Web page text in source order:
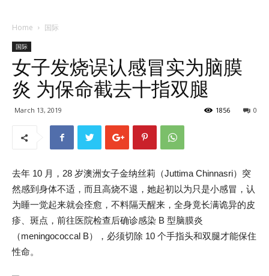
Home 国际
国际
女子发烧误认感冒实为脑膜
炎 为保命截去十指双腿
March 13, 2019 0
1856
去年 10 月，28 岁澳洲女子金纳丝莉（Juttima Chinnasri）突
然感到身体不适，而且高烧不退，她起初以为只是小感冒，认
为睡一觉起来就会痊愈，不料隔天醒来，全身竟长满诡异的皮
疹、斑点，前往医院检查后确诊感染 B 型脑膜炎
（meningococcal B），必须切除 10 个手指头和双腿才能保住
性命。